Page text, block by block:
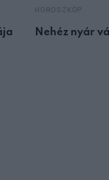
Nehéz nyár